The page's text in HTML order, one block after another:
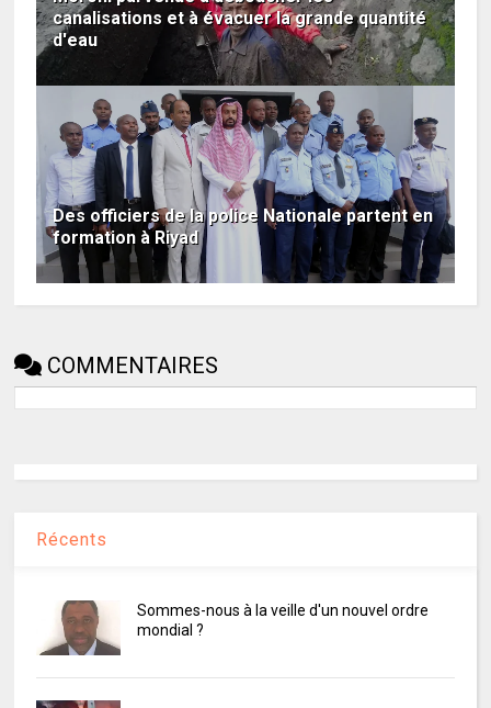
canalisations et à évacuer la grande quantité
d'eau
Des officiers de la police Nationale partent en
formation à Riyad
COMMENTAIRES
Récents
Sommes-nous à la veille d'un nouvel ordre
mondial ?